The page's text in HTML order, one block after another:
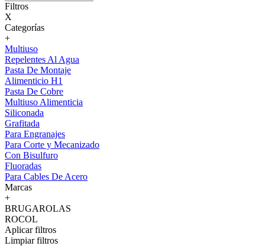
Filtros
X
Categorías
+
Multiuso
Repelentes Al Agua
Pasta De Montaje
Alimenticio H1
Pasta De Cobre
Multiuso Alimenticia
Siliconada
Grafitada
Para Engranajes
Para Corte y Mecanizado
Con Bisulfuro
Fluoradas
Para Cables De Acero
Marcas
+
BRUGAROLAS
ROCOL
Aplicar filtros
Limpiar filtros